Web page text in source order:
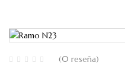
(0 reseña)